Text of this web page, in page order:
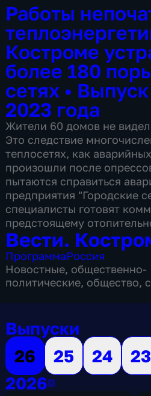
Работы
Костроме
более 180
сетях •
2023 года
Жители 60 домов не
Это следствие
теплосетях, как
произошли после
пытаются справиться
предприятия "Городские
специалисты готовят
предстоящему
Вести.
ПрограммаРоссия
Новостные, общественно-
политические, общество,
Выпуски
26
25 24 23
20262026